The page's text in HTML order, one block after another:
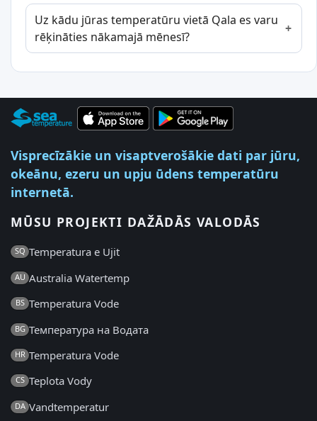
Uz kādu jūras temperatūru vietā Qala es varu
rēķināties nākamajā mēnesī?
Visprecīzākie un visaptverošākie dati par jūru,
okeānu, ezeru un upju ūdens temperatūru
internetā.
MŪSU PROJEKTI DAŽĀDĀS VALODĀS
SQ Temperatura e Ujit
AU Australia Watertemp
BS Temperatura Vode
BG Температура на Водата
HR Temperatura Vode
CS Teplota Vody
DA Vandtemperatur